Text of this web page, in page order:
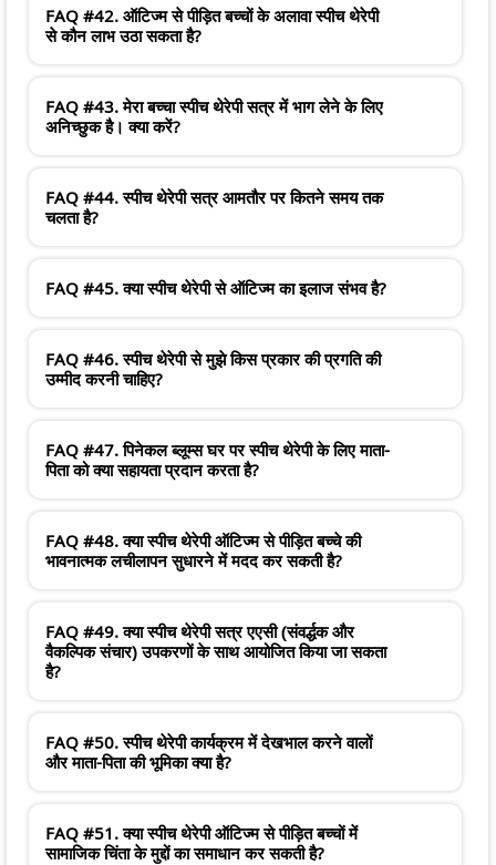
FAQ #42. ऑटिज्म से पीड़ित बच्चों के अलावा स्पीच थेरेपी
से कौन लाभ उठा सकता है?
FAQ #43. मेरा बच्चा स्पीच थेरेपी सत्र में भाग लेने के लिए
अनिच्छुक है। क्या करें?
FAQ #44. स्पीच थेरेपी सत्र आमतौर पर कितने समय तक
चलता है?
FAQ #45. क्या स्पीच थेरेपी से ऑटिज्म का इलाज संभव है?
FAQ #46. स्पीच थेरेपी से मुझे किस प्रकार की प्रगति की
उम्मीद करनी चाहिए?
FAQ #47. पिनेकल ब्लूम्स घर पर स्पीच थेरेपी के लिए माता-
पिता को क्या सहायता प्रदान करता है?
FAQ #48. क्या स्पीच थेरेपी ऑटिज्म से पीड़ित बच्चे की
भावनात्मक लचीलापन सुधारने में मदद कर सकती है?
FAQ #49. क्या स्पीच थेरेपी सत्र एएसी (संवर्द्धक और
वैकल्पिक संचार) उपकरणों के साथ आयोजित किया जा सकता
है?
FAQ #50. स्पीच थेरेपी कार्यक्रम में देखभाल करने वालों
और माता-पिता की भूमिका क्या है?
FAQ #51. क्या स्पीच थेरेपी ऑटिज्म से पीड़ित बच्चों में
सामाजिक चिंता के मुद्दों का समाधान कर सकती है?